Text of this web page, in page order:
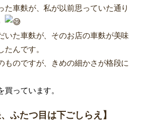
た車麩が、私が以前思っていた通り
いた車麩が、そのお店の車麩が美味
んです。
ものですが、きめの細かさが格段に
っています。
ふたつ目は下ごしらえ】